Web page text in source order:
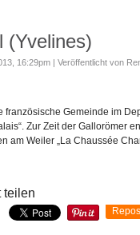
(Yvelines)
16:29pm | Veröffentlicht von
französische Gemeinde im
Zur Zeit der Gallorömer
am Weiler „La Chaussée
teilen